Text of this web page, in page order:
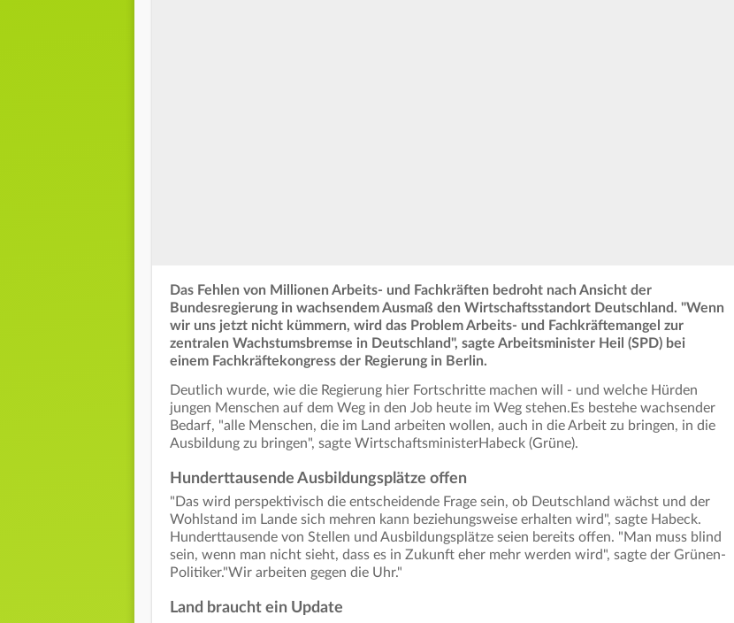
Das Fehlen von Millionen Arbeits- und Fachkräften bedroht nach Ansicht der
Bundesregierung in wachsendem Ausmaß den Wirtschaftsstandort Deutschland. "Wenn
wir uns jetzt nicht kümmern, wird das Problem Arbeits- und Fachkräftemangel zur
zentralen Wachstumsbremse in Deutschland", sagte Arbeitsminister Heil (SPD) bei
einem Fachkräftekongress der Regierung in Berlin.
Deutlich wurde, wie die Regierung hier Fortschritte machen will - und welche Hürden
jungen Menschen auf dem Weg in den Job heute im Weg stehen.Es bestehe wachsender
Bedarf, "alle Menschen, die im Land arbeiten wollen, auch in die Arbeit zu bringen, in die
Ausbildung zu bringen", sagte WirtschaftsministerHabeck (Grüne).
Hunderttausende Ausbildungsplätze offen
"Das wird perspektivisch die entscheidende Frage sein, ob Deutschland wächst und der
Wohlstand im Lande sich mehren kann beziehungsweise erhalten wird", sagte Habeck.
Hunderttausende von Stellen und Ausbildungsplätze seien bereits offen. "Man muss blind
sein, wenn man nicht sieht, dass es in Zukunft eher mehr werden wird", sagte der Grünen-
Politiker."Wir arbeiten gegen die Uhr."
Land braucht ein Update